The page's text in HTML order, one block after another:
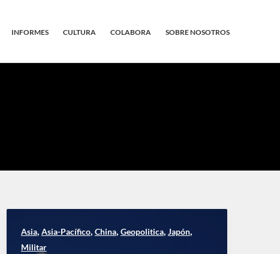
INFORMES CULTURA COLABORA SOBRE NOSOTROS
Asia, Asia-Pacífico, China, Geopolitica, Japón,
Militar